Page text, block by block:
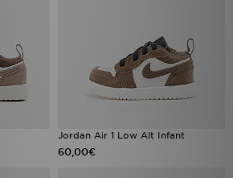
Jordan Air 1 Low Alt Infant
60,00€